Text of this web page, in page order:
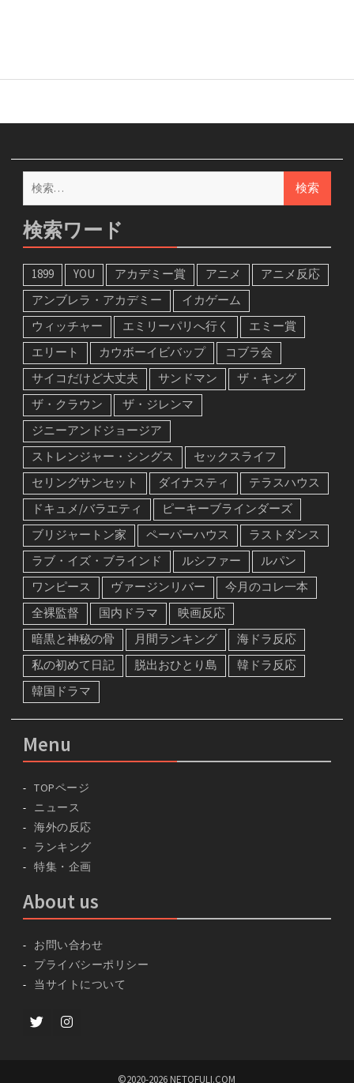
検
索:
検索ワード
1899 YOU アカデミー賞 アニメ
アニメ反応
アンブレラ・アカデミー
イカゲーム
ウィッチャー
エミリーパリへ行く
エミー賞
エリート
カウボーイビバップ
コブラ会
サイコだけど大丈夫
サンドマン
ザ・キング
ザ・クラウン
ザ・ジレンマ
ジニーアンドジョージア
ストレンジャー・シングス
セックスライフ
セリングサンセット
ダイナスティ
テラスハウス
ドキュメ/バラエティ
ピーキーブラインダーズ
ブリジャートン家
ペーパーハウス
ラストダンス
ラブ・イズ・ブラインド
ルシファー
ルパン
ワンピース
ヴァージンリバー
今月のコレ一本
全裸監督
国内ドラマ
映画反応
暗黒と神秘の骨
月間ランキング
海ドラ反応
私の初めて日記
脱出おひとり島
韓ドラ反応
韓国ドラマ
Menu
TOPページ
ニュース
海外の反応
ランキング
特集・企画
About us
お問い合わせ
プライバシーポリシー
当サイトについて
©2020-2026 NETOFULI.COM